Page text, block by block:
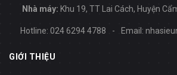
Nhà máy: Khu 19, TT Lai Cách, Huyện
Hotline: 024 6294 4788 - Email:
GIỚI THIỆU